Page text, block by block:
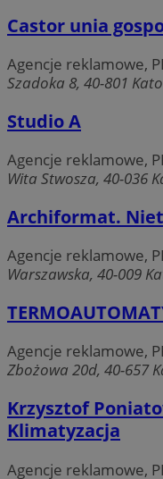
Castor unia
Agencje reklamowe,
Szadoka 8, 40-801
Studio A
Agencje reklamowe,
Wita Stwosza, 40-036
Archiformat.
Agencje reklamowe,
Warszawska, 40-009
Agencje reklamowe,
Zbożowa 20d, 40-657
Krzysztof
Klimatyzacja
Agencje reklamowe,